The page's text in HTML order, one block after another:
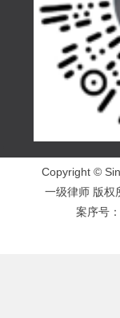
Copyright ©
一级律师 版权
案序号：